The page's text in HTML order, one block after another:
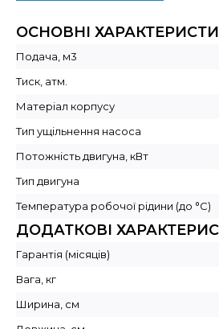
ОСНОВНІ
Подача, м3
Тиск, атм.
Матеріал корпусу
Тип ущільнення насоса
Потожність двигуна, кВт
Тип двигуна
Температура робочої рідини (до °C)
ДОДАТКОВІ
Гарантія (місяців)
Вага, кг
Ширина, см